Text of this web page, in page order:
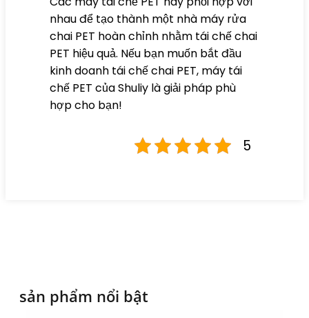
nhau để tạo thành một nhà máy rửa
chai PET hoàn chỉnh nhằm tái chế chai
PET hiệu quả. Nếu bạn muốn bắt đầu
kinh doanh tái chế chai PET, máy tái
chế PET của Shuliy là giải pháp phù
hợp cho bạn!
5
sản phẩm nổi bật